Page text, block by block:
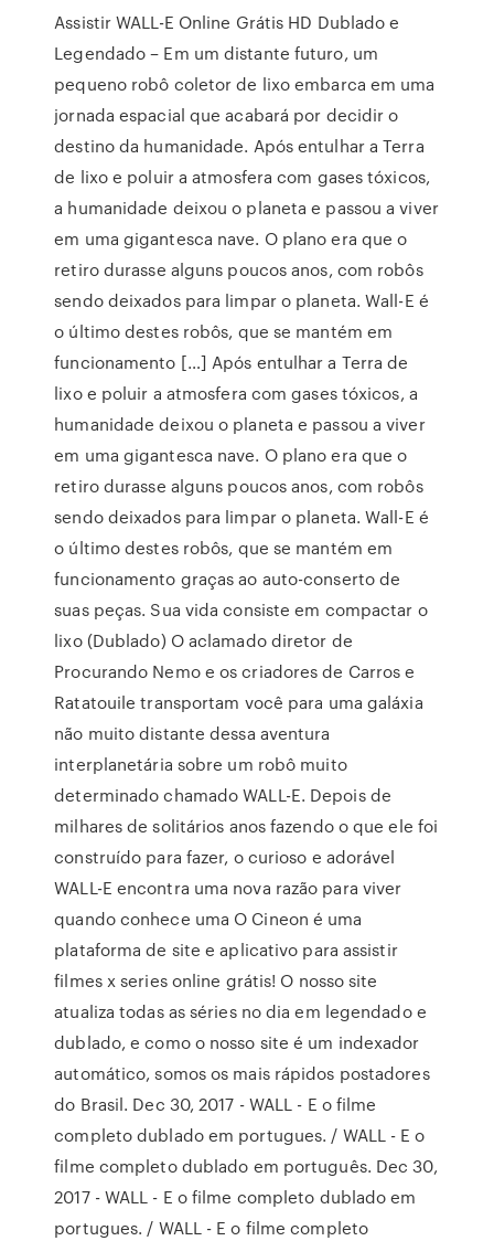
Assistir WALL-E Online Grátis HD Dublado e
Legendado – Em um distante futuro, um
pequeno robô coletor de lixo embarca em uma
jornada espacial que acabará por decidir o
destino da humanidade. Após entulhar a Terra
de lixo e poluir a atmosfera com gases tóxicos,
a humanidade deixou o planeta e passou a viver
em uma gigantesca nave. O plano era que o
retiro durasse alguns poucos anos, com robôs
sendo deixados para limpar o planeta. Wall-E é
o último destes robôs, que se mantém em
funcionamento […] Após entulhar a Terra de
lixo e poluir a atmosfera com gases tóxicos, a
humanidade deixou o planeta e passou a viver
em uma gigantesca nave. O plano era que o
retiro durasse alguns poucos anos, com robôs
sendo deixados para limpar o planeta. Wall-E é
o último destes robôs, que se mantém em
funcionamento graças ao auto-conserto de
suas peças. Sua vida consiste em compactar o
lixo (Dublado) O aclamado diretor de
Procurando Nemo e os criadores de Carros e
Ratatouile transportam você para uma galáxia
não muito distante dessa aventura
interplanetária sobre um robô muito
determinado chamado WALL-E. Depois de
milhares de solitários anos fazendo o que ele foi
construído para fazer, o curioso e adorável
WALL-E encontra uma nova razão para viver
quando conhece uma O Cineon é uma
plataforma de site e aplicativo para assistir
filmes x series online grátis! O nosso site
atualiza todas as séries no dia em legendado e
dublado, e como o nosso site é um indexador
automático, somos os mais rápidos postadores
do Brasil. Dec 30, 2017 - WALL - E o filme
completo dublado em portugues. / WALL - E o
filme completo dublado em português. Dec 30,
2017 - WALL - E o filme completo dublado em
portugues. / WALL - E o filme completo